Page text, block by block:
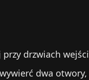
drzwiach
dwa otwory,